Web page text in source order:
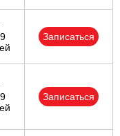
Записаться
Записаться